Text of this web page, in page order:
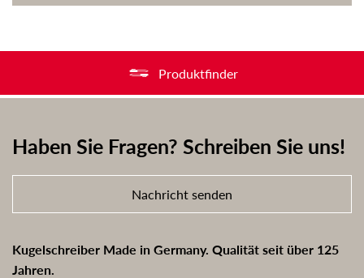
Produktfinder
Haben Sie Fragen? Schreiben Sie uns!
Nachricht senden
Kugelschreiber Made in Germany. Qualität seit über 125
Jahren.